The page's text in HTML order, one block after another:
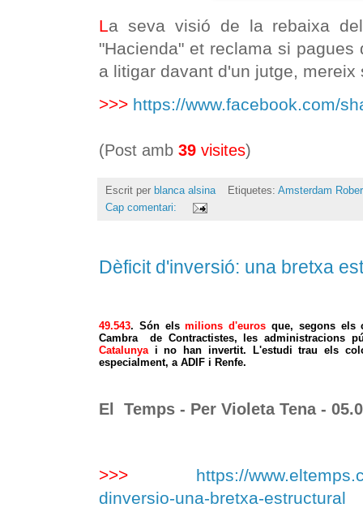
L a seva visió de la rebaixa
"Hacienda" et reclama si pagues
a litigar davant d'un jutge, mereix
>>> https://www.facebook.com/
(Post amb 39 visites)
Escrit per blanca alsina Etiquetes: Amsterdam
Cap comentari:
Dèficit d'inversió: una bretxa
49.543. Són elsmilions d'euros que, segons els
Cambra de Contractistes, les administracions
Catalunyai no han invertit. L'estudi trau els
especialment, a ADIF i Renfe.
El Temps - Per Violeta Tena -
>>>
https://
dinversio-una-bretxa-estructural